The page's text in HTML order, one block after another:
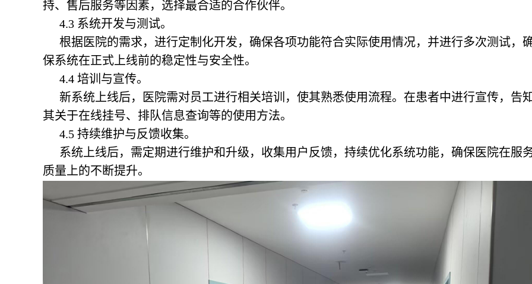
持、售后服务等因素，选择最合适的合作伙伴。
4.3 系统开发与测试。
根据医院的需求，进行定制化开发，确保各项功能符合实际使用情况，并进行多次测试，
保系统在正式上线前的稳定性与安全性。
4.4 培训与宣传。
新系统上线后，医院需对员工进行相关培训，使其熟悉使用流程。在患者中进行宣传，告
其关于在线挂号、排队信息查询等的使用方法。
4.5 持续维护与反馈收集。
系统上线后，需定期进行维护和升级，收集用户反馈，持续优化系统功能，确保医院在服
质量上的不断提升。